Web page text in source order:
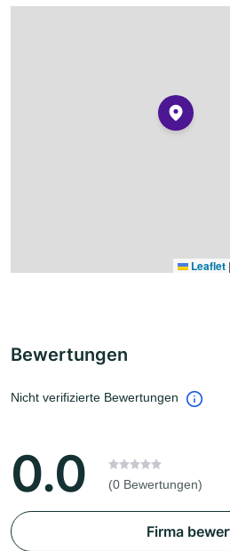
Leaflet |
Bewertungen
Nicht verifizierte Bewertungen
0.0 (0 Bewertungen)
Firma